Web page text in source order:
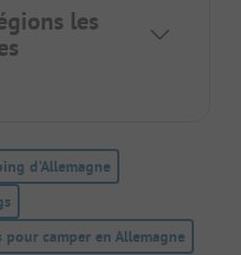
les
d'Allemagne
camper en Allemagne